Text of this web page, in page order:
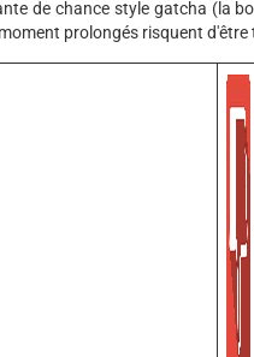
de chance style gatcha (la
prolongés risquent